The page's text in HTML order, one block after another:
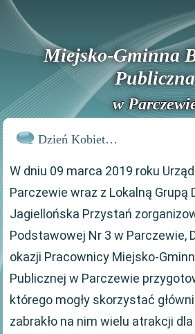
Miejsko-Gminna
Publiczna
w
Dzień Kobiet…
W dniu 09 marca 2019 roku
Parczewie wraz z Lokalną Grupą
Jagiellońska Przystań
Podstawowej Nr 3 w Parczewie,
okazji Pracownicy Miejsko-
Publicznej w Parczewie
którego mogły skorzystać
zabrakło na nim wielu atrakcji